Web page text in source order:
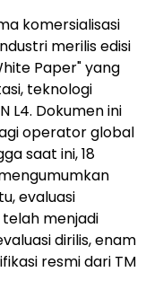
komersialisasi
merilis edisi
Paper" yang
teknologi
L4. Dokumen ini
operator global
saat ini, 18
evaluasi
menjadi
dirilis, enam
resmi dari TM